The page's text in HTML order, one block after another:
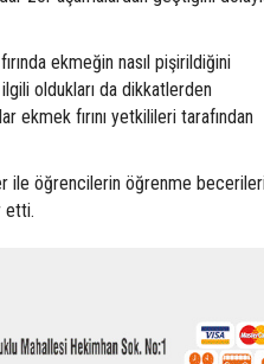
ekmeğin nasıl pişirildiğini
oldukları da dikkatlerden
ekmek fırını yetkilileri tarafından
ile öğrencilerin öğrenme
etti.